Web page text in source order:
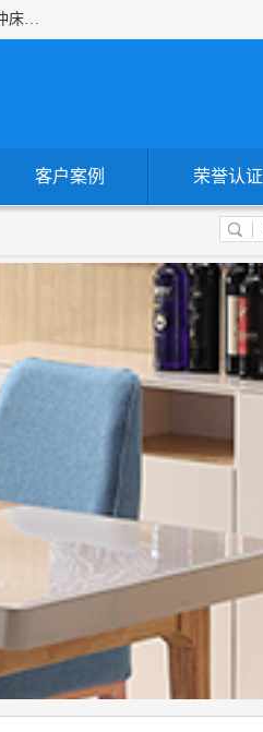
上海沃锻机械有限公司专业承接各种进口、国产冲床维修，公司主营：小松AlDA金丰协易冲床维修，嘉兴冲床维修，苏州冲床维修，冷镦机热模锻机床维修，提供各种冲床配件！！一站式服务为您解决一切冲床问题！
客户案例 荣誉认证